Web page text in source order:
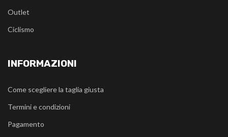
Outlet
Ciclismo
INFORMAZIONI
Come scegliere la taglia giusta
Termini e condizioni
Pagamento